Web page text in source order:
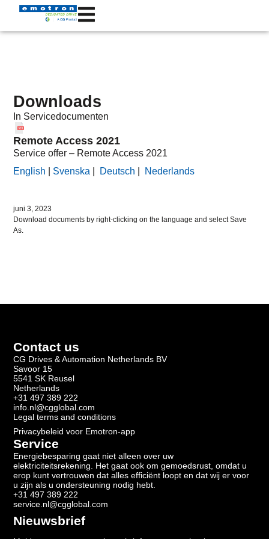
Downloads
In Servicedocumenten
Remote Access 2021
Service offer – Remote Access 2021
English
Svenska Deutsch Nederlands
juni 3, 2023
Download documents by right-clicking on the language and select Save
As.
Contact us
CG Drives & Automation Netherlands BV
Savoor 15
5541 SK Reusel
Netherlands
+31 497 389 222
info.nl@cgglobal.com
Legal terms and conditions
Privacybeleid voor Emotron-app
Service
Energiebesparing gaat niet alleen over uw
elektriciteitsrekening. Het gaat ook om gemoedsrust, omdat u
erop kunt vertrouwen dat alles efficiënt loopt en dat wij er voor
u zijn als u ondersteuning nodig hebt.
+31 497 389 222
service.nl@cgglobal.com
Nieuwsbrief